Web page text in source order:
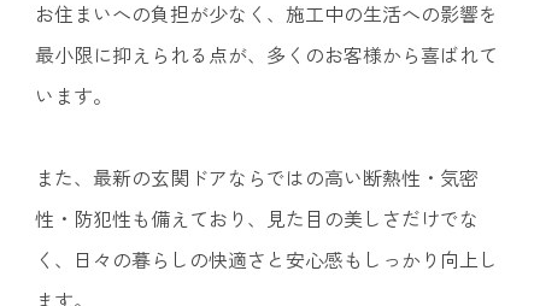
お住まいへの負担が少なく、施工中の生活への影響を
最小限に抑えられる点が、多くのお客様から喜ばれて
います。
また、最新の玄関ドアならではの高い断熱性・気密
性・防犯性も備えており、見た目の美しさだけでな
く、日々の暮らしの快適さと安心感もしっかり向上し
ます。